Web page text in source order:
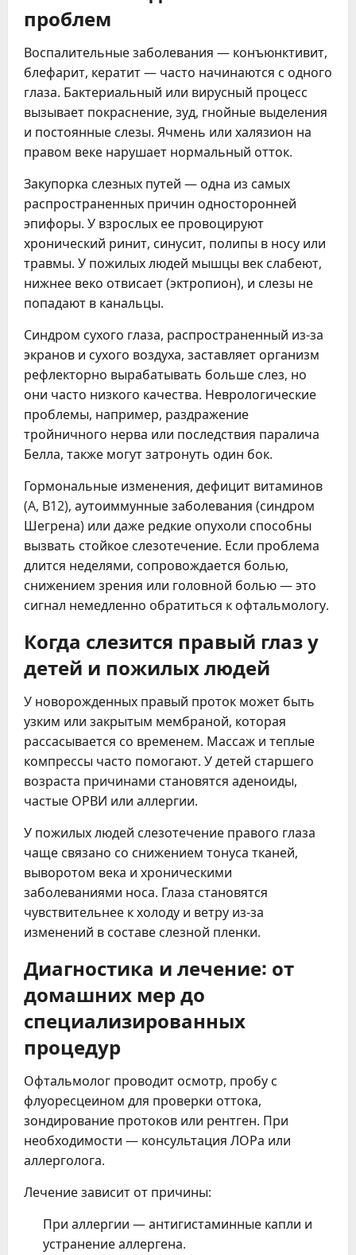
проблем
Воспалительные заболевания — конъюнктивит,
блефарит, кератит — часто начинаются с одного
глаза. Бактериальный или вирусный процесс
вызывает покраснение, зуд, гнойные выделения
и постоянные слезы. Ячмень или халязион на
правом веке нарушает нормальный отток.
Закупорка слезных путей — одна из самых
распространенных причин односторонней
эпифоры. У взрослых ее провоцируют
хронический ринит, синусит, полипы в носу или
травмы. У пожилых людей мышцы век слабеют,
нижнее веко отвисает (эктропион), и слезы не
попадают в канальцы.
Синдром сухого глаза, распространенный из-за
экранов и сухого воздуха, заставляет организм
рефлекторно вырабатывать больше слез, но
они часто низкого качества. Неврологические
проблемы, например, раздражение
тройничного нерва или последствия паралича
Белла, также могут затронуть один бок.
Гормональные изменения, дефицит витаминов
(A, B12), аутоиммунные заболевания (синдром
Шегрена) или даже редкие опухоли способны
вызвать стойкое слезотечение. Если проблема
длится неделями, сопровождается болью,
снижением зрения или головной болью — это
сигнал немедленно обратиться к офтальмологу.
Когда слезится правый глаз у
детей и пожилых людей
У новорожденных правый проток может быть
узким или закрытым мембраной, которая
рассасывается со временем. Массаж и теплые
компрессы часто помогают. У детей старшего
возраста причинами становятся аденоиды,
частые ОРВИ или аллергии.
У пожилых людей слезотечение правого глаза
чаще связано со снижением тонуса тканей,
выворотом века и хроническими
заболеваниями носа. Глаза становятся
чувствительнее к холоду и ветру из-за
изменений в составе слезной пленки.
Диагностика и лечение: от
домашних мер до
специализированных
процедур
Офтальмолог проводит осмотр, пробу с
флуоресцеином для проверки оттока,
зондирование протоков или рентген. При
необходимости — консультация ЛОРа или
аллерголога.
Лечение зависит от причины:
При аллергии — антигистаминные капли и
устранение аллергена.